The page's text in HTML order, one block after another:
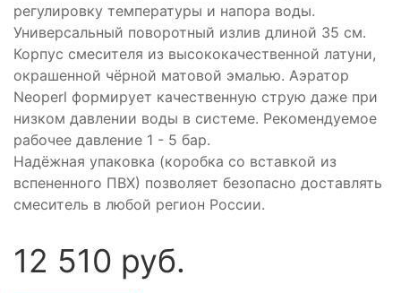
регулировку температуры и напора воды.
Универсальный поворотный излив длиной 35 см.
Корпус смесителя из высококачественной латуни,
окрашенной чёрной матовой эмалью. Аэратор
Neoperl формирует качественную струю даже при
низком давлении воды в системе. Рекомендуемое
рабочее давление 1 - 5 бар.
Надёжная упаковка (коробка со вставкой из
вспененного ПВХ) позволяет безопасно доставлять
смеситель в любой регион России.
12 510 руб.